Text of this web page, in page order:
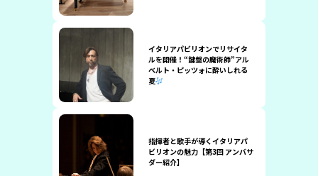
イタリアパビリオンでリサイタ
ルを開催！“鍵盤の魔術師”アル
ベルト・ピッツォに酔いしれる
夏
指揮者と歌手が導くイタリアパ
ビリオンの魅力【第3回 アンバサ
ダー紹介】